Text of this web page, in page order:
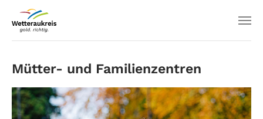
Mütter- und Familienzentren